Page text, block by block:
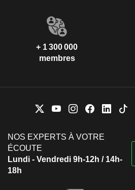
+ 1 300 000
membres
NOS EXPERTS À VOTRE
ÉCOUTE
Lundi - Vendredi 9h-12h / 14h-
18h